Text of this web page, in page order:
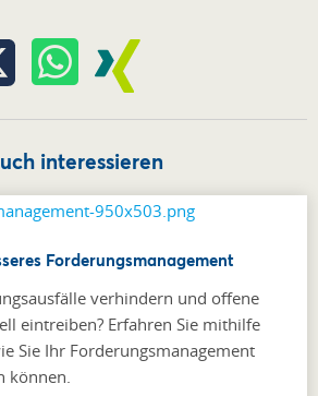
interessieren
Forderungsmanagement
verhindern und offene
eintreiben? Erfahren Sie mithilfe
Sie Ihr Forderungsmanagement
können.